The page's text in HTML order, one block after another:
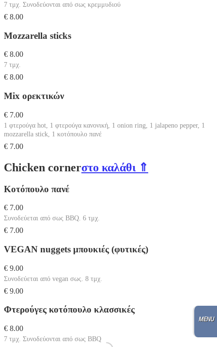
7 τμχ. Συνοδεύονται από σως κρεμμυδιού
€ 8.00
Mozzarella sticks
€ 8.00
7 τμχ.
€ 8.00
Mix ορεκτικών
€ 7.00
1 φτερούγα hot, 1 φτερούγα κανονική, 1 onion ring, 1 jalapeno pepper, 1
mozzarella stick, 1 κοτόπουλο πανέ
€ 7.00
Chicken cornerστο καλάθι ⇑
Κοτόπουλο πανέ
€ 7.00
Συνοδεύεται από σως BBQ. 6 τμχ.
€ 7.00
VEGAN nuggets μπουκιές (φυτικές)
€ 9.00
Συνοδεύεται από vegan σως. 8 τμχ.
€ 9.00
Φτερούγες κοτόπουλο κλασσικές
€ 8.00
7 τμχ. Συνοδεύονται από σως BBQ